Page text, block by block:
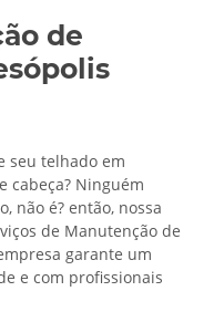
de
seu telhado em
cabeça? Ninguém
não é? então, nossa
de Manutenção de
garante um
e com profissionais